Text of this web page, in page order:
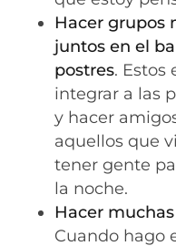
Hacer grupos
juntos en el
postres. Estos
integrar a las
y hacer
aquellos que
tener gente
la noche.
Hacer
Cuando hago